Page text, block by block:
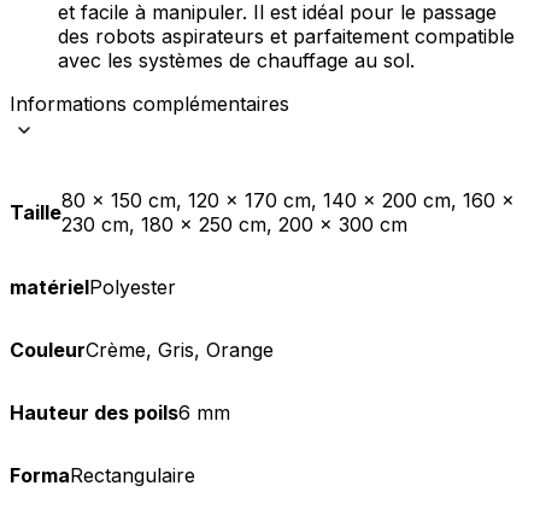
et facile à manipuler. Il est idéal pour le passage
des robots aspirateurs et parfaitement compatible
avec les systèmes de chauffage au sol.
Informations complémentaires
Taille80 x 150 cm, 120 x 170 cm, 140 x 200 cm, 160 x
230 cm, 180 x 250 cm, 200 x 300 cm
matérielPolyester
CouleurCrème, Gris, Orange
Hauteur des poils6 mm
FormaRectangulaire